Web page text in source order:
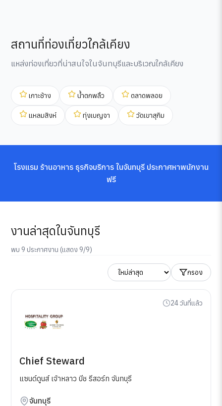
สถานที่ท่องเที่ยวใกล้เคียง
แหล่งท่องเที่ยวที่น่าสนใจในจันทบุรีและบริเวณใกล้เคียง
เกาะช้าง น้ำตกพลิ้ว ตลาดพลอย
แหลมสิงห์ ทุ่งเบญจา วัดเขาสุกิม
โรงแรม ร้านอาหาร ธุรกิจบริการ ในจันทบุรี ประกาศหาพนักงาน
ฟรี
งานล่าสุดในจันทบุรี
พบ 9 ประกาศงาน (แสดง 9/9)
กรอง
24 วันที่แล้ว
Chief Steward
แซนด์ดูนส์ เจ้าหลาว บีช รีสอร์ท จันทบุรี
จันทบุรี